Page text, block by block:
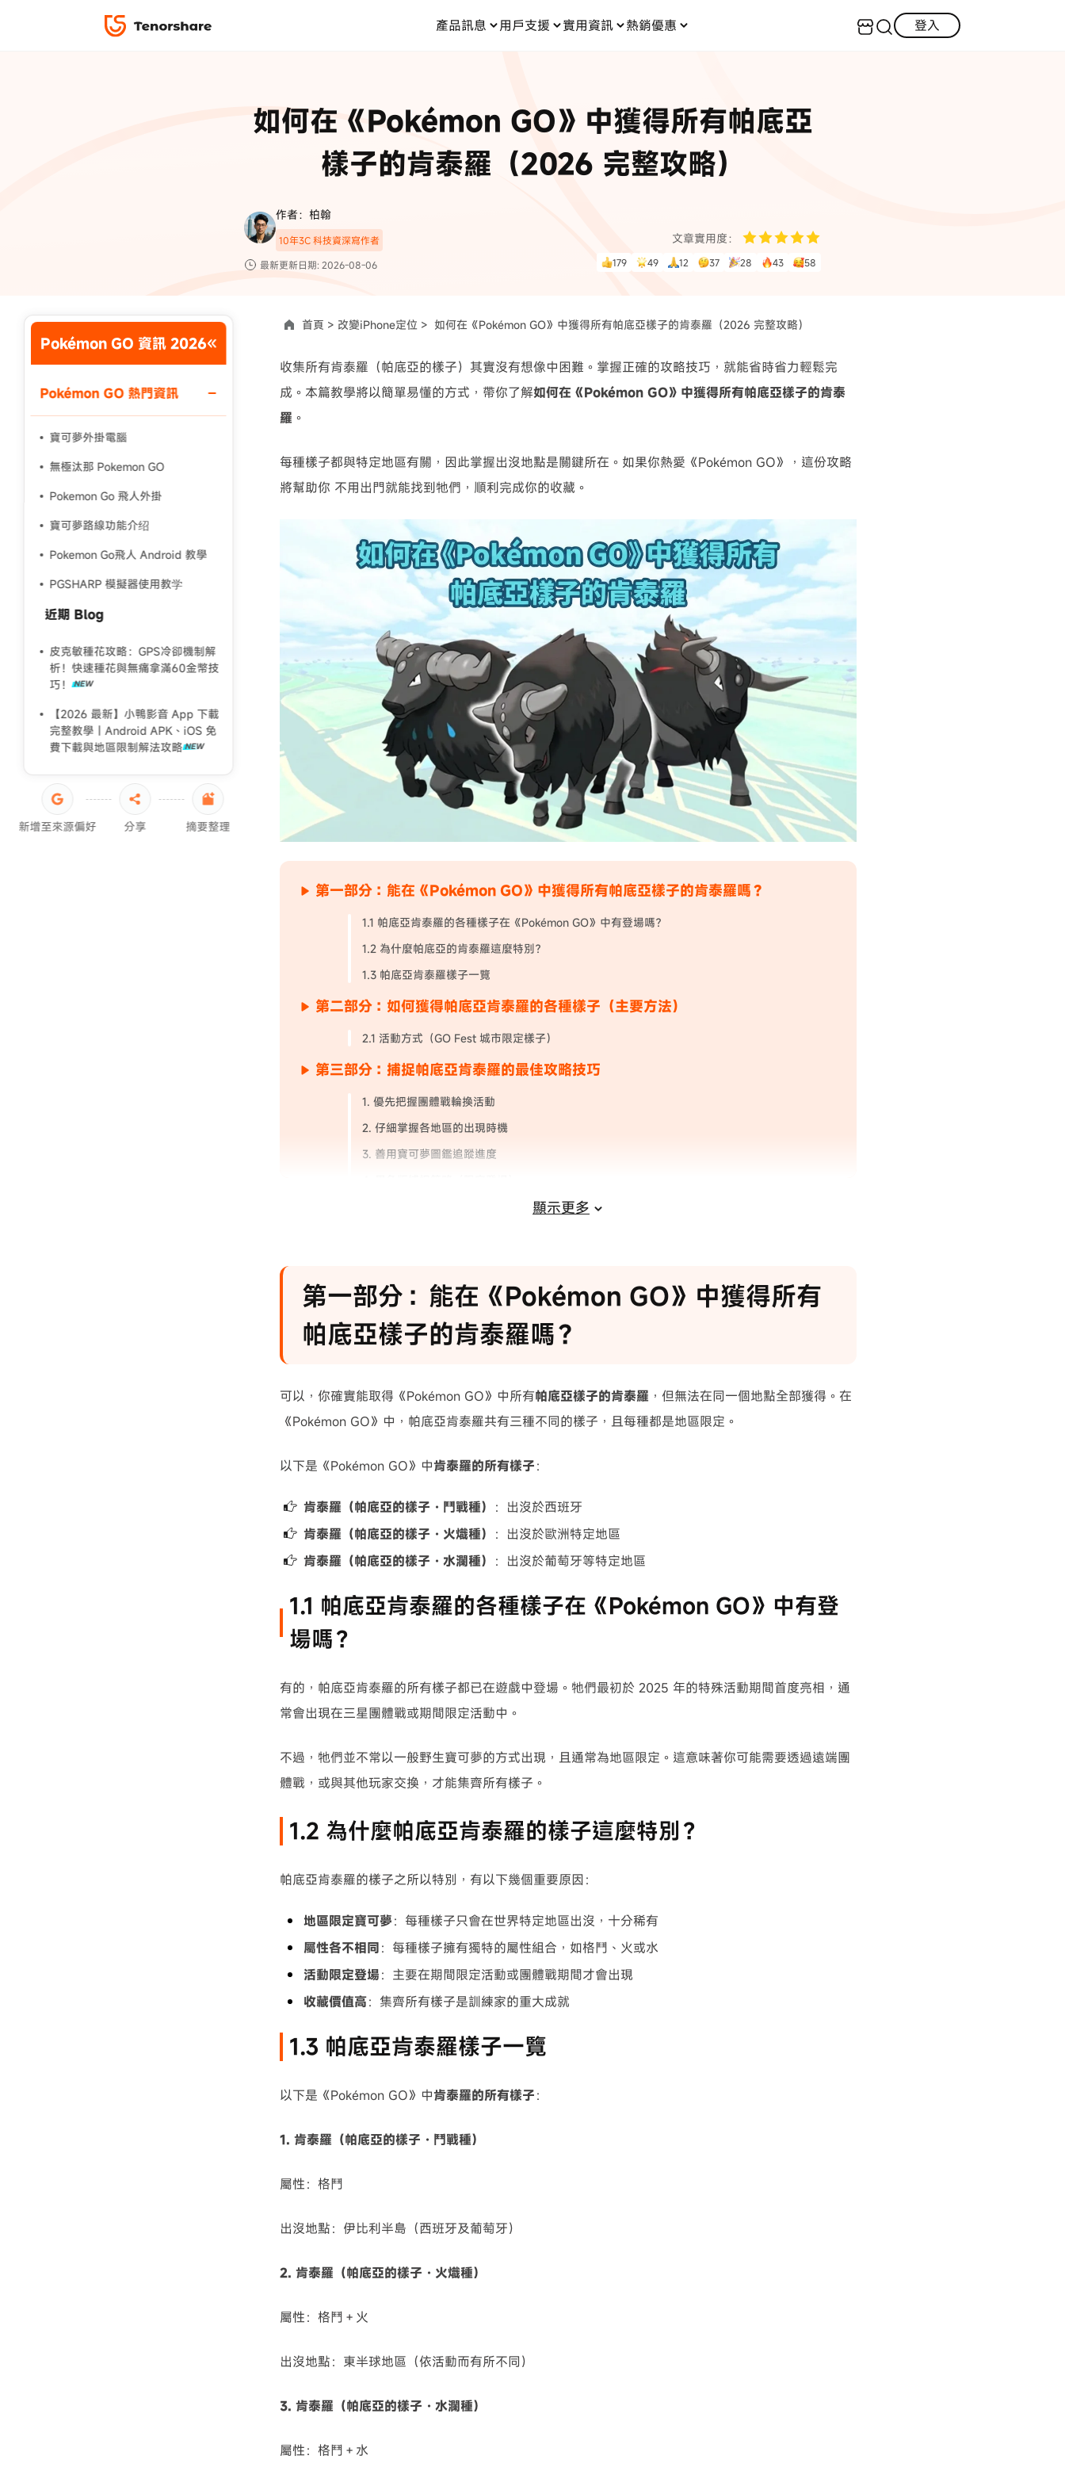
產品訊息
4DDiG Win 資料救援
4DDiG Mac 資料救援
新版本
UltData LINE 數據恢復
UltData WhatsApp 數據恢復
·三星手機螢幕黑屏
用戶支援 實用資訊
·iPhone 照片備份到外接硬碟
·電腦傳影片到 iPhone
·iPhone 永久刪除的照片如何
·Pokemo GO Plus 無法配對
·大家報寶貝
·寶可夢自動抓寶
為您提供最豐富的教學影片
人像修圖 AI 資訊
資料救援
iOS 27 最新資訊
為您提供最實用的數位教學
熱銷優惠
📍 iAnyGo 定位神器，暢遊全球！
限時 5 折優惠，立即入手！
複製折扣碼
前往搶購
使用說明：以上折扣碼僅用於 iAnyGo 終身方案,加購後即可使用！
登入
如何在《Pokémon GO》中獲得所有帕底亞
樣子的肯泰羅（2026 完整攻略）
作者：柏翰
10年3C 科技資深寫作者
最新更新日期: 2026-08-06
文章實用度：
179 49 12 37 28 43 58
Pokémon GO 資訊 2026
Pokémon GO 熱門資訊
寶可夢外掛電腦
無極汰那 Pokemon GO
Pokemon Go 飛人外掛
寶可夢路線功能介绍
Pokemon Go飛人 Android 教學
PGSHARP 模擬器使用教学
近期 Blog
皮克敏種花攻略：GPS冷卻機制解
析！快速種花與無痛拿滿60金幣技
巧！
【2026 最新】小鴨影音 App 下載
完整教學｜Android APK、iOS 免
費下載與地區限制解法攻略
新增至來源偏好 分享 摘要整理
首頁 > 改變iPhone定位 > 如何在《Pokémon GO》中獲得所有帕底亞樣子的肯泰羅（2026 完整攻略）
收集所有肯泰羅（帕底亞的樣子）其實沒有想像中困難。掌握正確的攻略技巧，就能省時省力輕鬆完
成。本篇教學將以簡單易懂的方式，帶你了解如何在《Pokémon GO》中獲得所有帕底亞樣子的肯泰
羅 。
每種樣子都與特定地區有關，因此掌握出沒地點是關鍵所在。如果你熱愛《Pokémon GO》，這份攻略
將幫助你 不用出門就能找到牠們，順利完成你的收藏。
第一部分：能在《Pokémon GO》中獲得所有帕底亞樣子的肯泰羅嗎？
1.1 帕底亞肯泰羅的各種樣子在《Pokémon GO》中有登場嗎？
1.2 為什麼帕底亞的肯泰羅這麼特別？
1.3 帕底亞肯泰羅樣子一覽
第二部分：如何獲得帕底亞肯泰羅的各種樣子（主要方法）
2.1 活動方式（GO Fest 城市限定樣子）
第三部分：捕捉帕底亞肯泰羅的最佳攻略技巧
1. 優先把握團體戰輪換活動
2. 仔細掌握各地區的出現時機
3. 善用寶可夢圖鑑追蹤進度
進階技巧：在《Pokémon GO》中快速找到帕底亞肯泰羅各種樣子的聰明方法
顯示更多
第一部分：能在《Pokémon GO》中獲得所有
帕底亞樣子的肯泰羅嗎？
可以，你確實能取得《Pokémon GO》中所有帕底亞樣子的肯泰羅 ，但無法在同一個地點全部獲得。在
《Pokémon GO》中，帕底亞肯泰羅共有三種不同的樣子，且每種都是地區限定。
以下是《Pokémon GO》中肯泰羅的所有樣子：
肯泰羅（帕底亞的樣子・鬥戰種） ：出沒於西班牙
肯泰羅（帕底亞的樣子・火熾種） ：出沒於歐洲特定地區
肯泰羅（帕底亞的樣子・水瀾種） ：出沒於葡萄牙等特定地區
1.1 帕底亞肯泰羅的各種樣子在《Pokémon GO》中有登
場嗎？
有的，帕底亞肯泰羅的所有樣子都已在遊戲中登場。牠們最初於 2025 年的特殊活動期間首度亮相，通
常會出現在三星團體戰或期間限定活動中。
不過，牠們並不常以一般野生寶可夢的方式出現，且通常為地區限定。這意味著你可能需要透過遠端團
體戰，或與其他玩家交換，才能集齊所有樣子。
1.2 為什麼帕底亞肯泰羅的樣子這麼特別？
帕底亞肯泰羅的樣子之所以特別，有以下幾個重要原因：
地區限定寶可夢：每種樣子只會在世界特定地區出沒，十分稀有
屬性各不相同：每種樣子擁有獨特的屬性組合，如格鬥、火或水
活動限定登場：主要在期間限定活動或團體戰期間才會出現
收藏價值高：集齊所有樣子是訓練家的重大成就
1.3 帕底亞肯泰羅樣子一覽
以下是《Pokémon GO》中肯泰羅的所有樣子：
1. 肯泰羅（帕底亞的樣子・鬥戰種）
屬性：格鬥
出沒地點：伊比利半島（西班牙及葡萄牙）
2. 肯泰羅（帕底亞的樣子・火熾種）
屬性：格鬥＋火
出沒地點：東半球地區（依活動而有所不同）
3. 肯泰羅（帕底亞的樣子・水瀾種）
屬性：格鬥＋水